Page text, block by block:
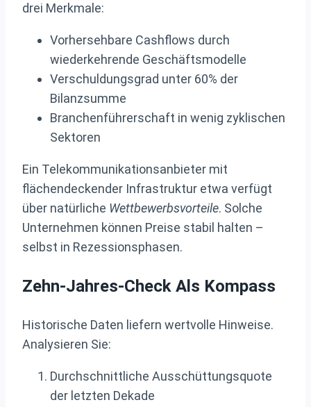
drei Merkmale:
Vorhersehbare Cashflows durch
wiederkehrende Geschäftsmodelle
Verschuldungsgrad unter 60% der
Bilanzsumme
Branchenführerschaft in wenig zyklischen
Sektoren
Ein Telekommunikationsanbieter mit
flächendeckender Infrastruktur etwa verfügt
über natürliche Wettbewerbsvorteile. Solche
Unternehmen können Preise stabil halten –
selbst in Rezessionsphasen.
Zehn-Jahres-Check Als Kompass
Historische Daten liefern wertvolle Hinweise.
Analysieren Sie:
Durchschnittliche Ausschüttungsquote
der letzten Dekade